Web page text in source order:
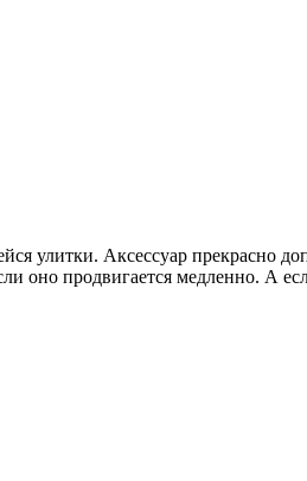
улитки. Аксессуар прекрасно
продвигается медленно. А